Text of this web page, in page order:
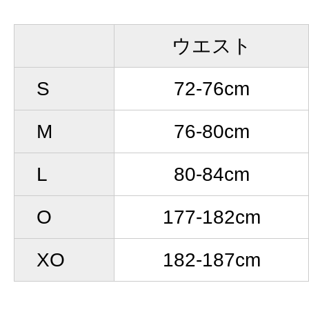
ウエスト
S
72-76cm
M
76-80cm
L
80-84cm
O
177-182cm
XO
182-187cm